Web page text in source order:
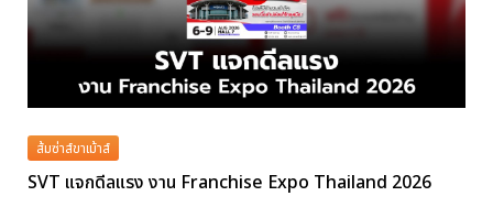
ส้มซ่าส์ขาเม้าส์
SVT แจกดีลแรง งาน Franchise Expo Thailand 2026